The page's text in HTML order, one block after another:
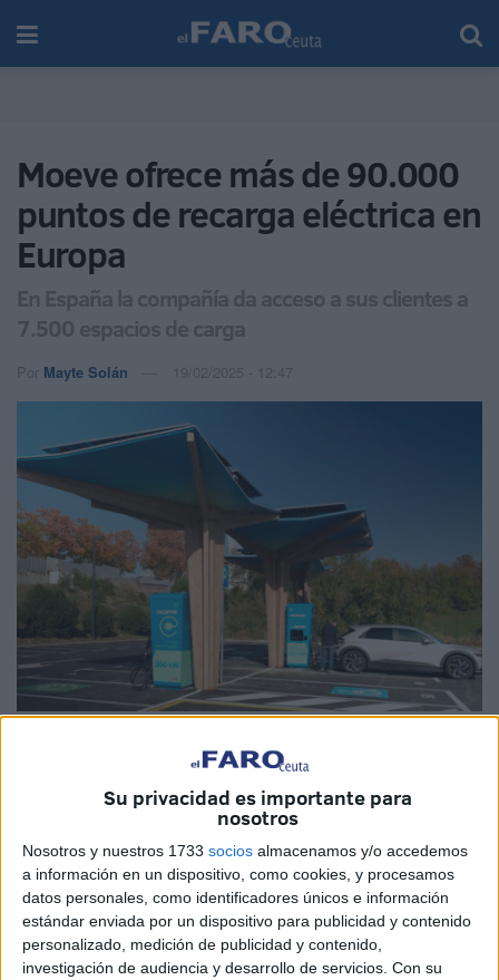
Su privacidad es importante para
nosotros
Nosotros y nuestros 1733 socios almacenamos y/o accedemos
a información en un dispositivo, como cookies, y procesamos
datos personales, como identificadores únicos e información
estándar enviada por un dispositivo para publicidad y contenido
personalizado, medición de publicidad y contenido,
investigación de audiencia y desarrollo de servicios. Con su
Moeve ofrece más de 90.000
puntos de recarga eléctrica en
Europa
En España la compañía da acceso a sus clientes a
7.500 espacios de carga
Por Mayte Solán 19/02/2025 - 12:47
Moevecontinúa ampliando su oferta de recarga eléctrica
para facilitar la movilidad sostenible tanto al cliente
particular como profesional. En este sentido, lacompañía
ha cerrado alianzas con operadores para que sus clientes
puedan acceder a más de 90.000 puntos de recarga, 7.500